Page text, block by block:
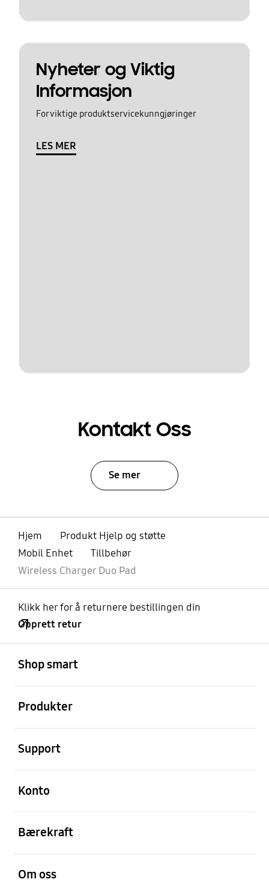
Nyheter og Viktig
Informasjon
For viktige produktservicekunngjøringer
LES MER
Kontakt Oss
Se mer
Hjem
Produkt Hjelp og støtte
Mobil Enhet
Tillbehør
Wireless Charger Duo Pad
Klikk her for å returnere bestillingen din
Opprett retur
Shop smart
Produkter
Support
Konto
Bærekraft
Om oss